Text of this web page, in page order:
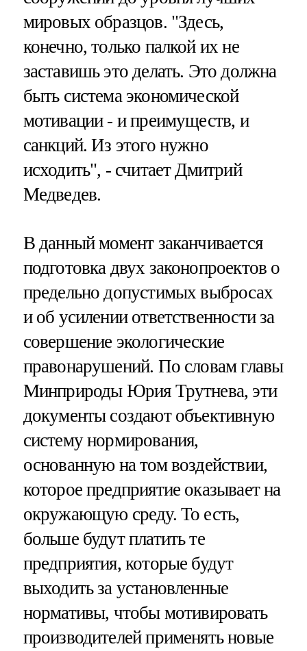
мировых образцов. "Здесь,
конечно, только палкой их не
заставишь это делать. Это должна
быть система экономической
мотивации - и преимуществ, и
санкций. Из этого нужно
исходить", - считает Дмитрий
Медведев.
В данный момент заканчивается
подготовка двух законопроектов о
предельно допустимых выбросах
и об усилении ответственности за
совершение экологические
правонарушений. По словам главы
Минприроды Юрия Трутнева, эти
документы создают объективную
систему нормирования,
основанную на том воздействии,
которое предприятие оказывает на
окружающую среду. То есть,
больше будут платить те
предприятия, которые будут
выходить за установленные
нормативы, чтобы мотивировать
производителей применять новые